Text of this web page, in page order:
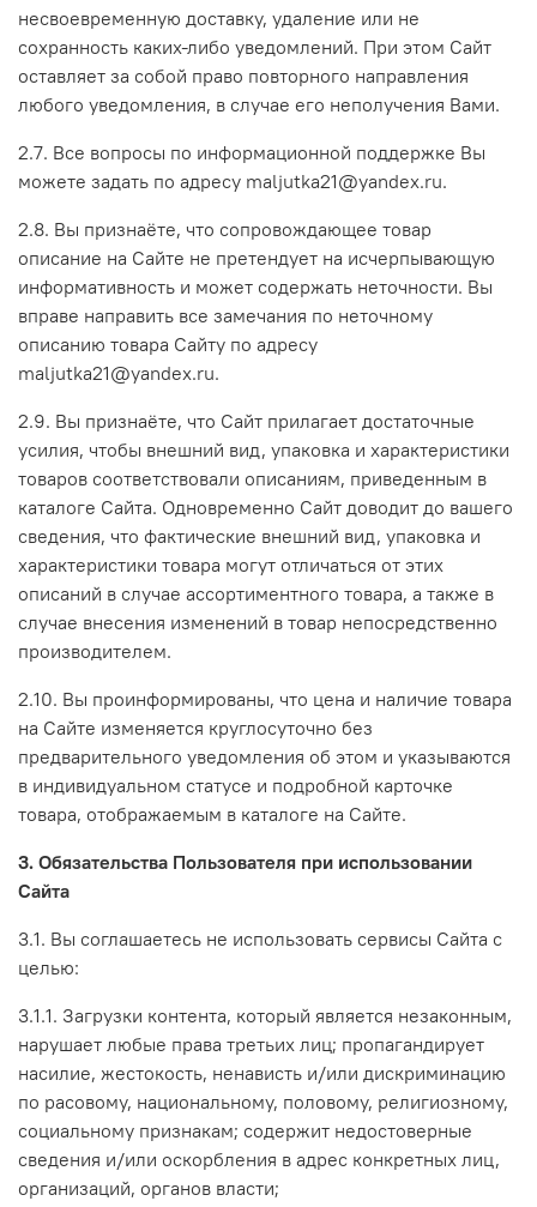
несвоевременную доставку, удаление или не
сохранность каких-либо уведомлений. При этом Сайт
оставляет за собой право повторного направления
любого уведомления, в случае его неполучения Вами.
2.7. Все вопросы по информационной поддержке Вы
можете задать по адресу maljutka21@yandex.ru.
2.8. Вы признаёте, что сопровождающее товар
описание на Сайте не претендует на исчерпывающую
информативность и может содержать неточности. Вы
вправе направить все замечания по неточному
описанию товара Сайту по адресу
maljutka21@yandex.ru.
2.9. Вы признаёте, что Сайт прилагает достаточные
усилия, чтобы внешний вид, упаковка и характеристики
товаров соответствовали описаниям, приведенным в
каталоге Сайта. Одновременно Сайт доводит до вашего
сведения, что фактические внешний вид, упаковка и
характеристики товара могут отличаться от этих
описаний в случае ассортиментного товара, а также в
случае внесения изменений в товар непосредственно
производителем.
2.10. Вы проинформированы, что цена и наличие товара
на Сайте изменяется круглосуточно без
предварительного уведомления об этом и указываются
в индивидуальном статусе и подробной карточке
товара, отображаемым в каталоге на Сайте.
3. Обязательства Пользователя при использовании
Сайта
3.1. Вы соглашаетесь не использовать сервисы Сайта с
целью:
3.1.1. Загрузки контента, который является незаконным,
нарушает любые права третьих лиц; пропагандирует
насилие, жестокость, ненависть и/или дискриминацию
по расовому, национальному, половому, религиозному,
социальному признакам; содержит недостоверные
сведения и/или оскорбления в адрес конкретных лиц,
организаций, органов власти;